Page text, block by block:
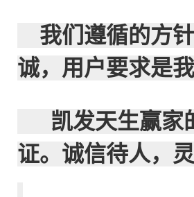
我们遵循的方
诚，用户要求是
凯发天生赢家
证。诚信待人，